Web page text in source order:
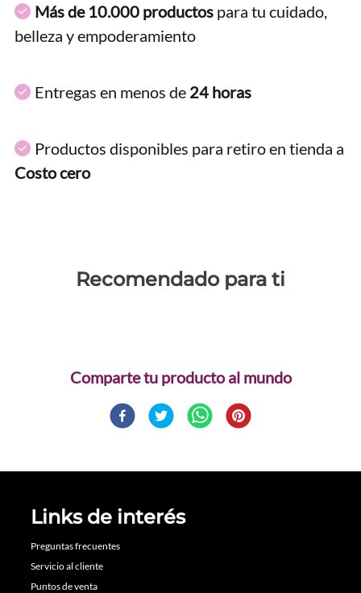
Más de 10.000 productos para tu cuidado,
belleza y empoderamiento
Entregas en menos de 24 horas
Productos disponibles para retiro en tienda a
Costo cero
Recomendado para ti
Comparte
Links de interés
Preguntas frecuentes
Servicio al cliente
Puntos de venta